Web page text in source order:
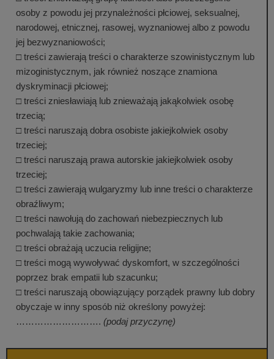
osoby z powodu jej przynależności płciowej, seksualnej,
narodowej, etnicznej, rasowej, wyznaniowej albo z powodu
jej bezwyznaniowości;
□ treści zawierają treści o charakterze szowinistycznym lub
mizoginistycznym, jak również noszące znamiona
dyskryminacji płciowej;
□ treści zniesławiają lub znieważają jakąkolwiek osobę
trzecią;
□ treści naruszają dobra osobiste jakiejkolwiek osoby
trzeciej;
□ treści naruszają prawa autorskie jakiejkolwiek osoby
trzeciej;
□ treści zawierają wulgaryzmy lub inne treści o charakterze
obraźliwym;
□ treści nawołują do zachowań niebezpiecznych lub
pochwalają takie zachowania;
□ treści obrażają uczucia religijne;
□ treści mogą wywoływać dyskomfort, w szczególności
poprzez brak empatii lub szacunku;
□ treści naruszają obowiązujący porządek prawny lub dobry
obyczaje w inny sposób niż określony powyżej:
………………………. (podaj przyczynę)